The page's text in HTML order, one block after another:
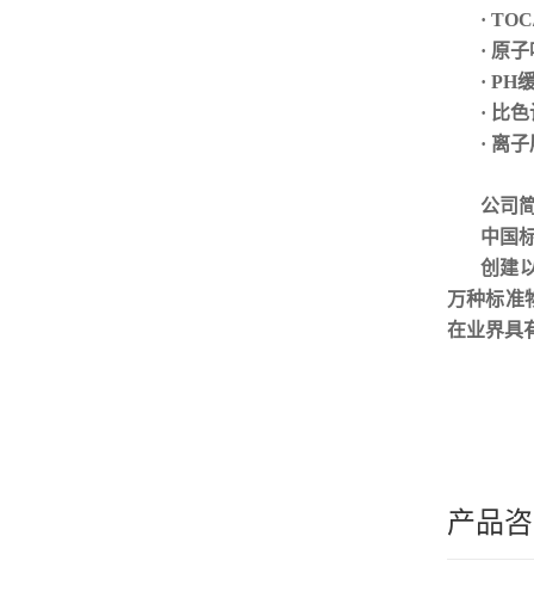
·
· 原
· PH
· 比
· 离
公司
中国
创建
万种标准
在业界具
产品